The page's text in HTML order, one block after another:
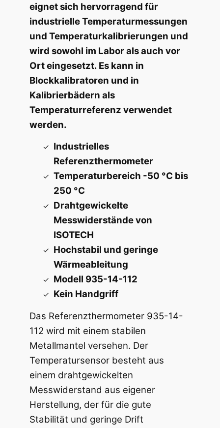
eignet sich hervorragend für
industrielle Temperaturmessungen
und Temperaturkalibrierungen und
wird sowohl im Labor als auch vor
Ort eingesetzt. Es kann in
Blockkalibratoren und in
Kalibrierbädern als
Temperaturreferenz verwendet
werden.
Industrielles
Referenzthermometer
Temperaturbereich -50 °C bis
250 °C
Drahtgewickelte
Messwiderstände von
ISOTECH
Hochstabil und geringe
Wärmeableitung
Modell 935-14-112
Kein Handgriff
Das Referenzthermometer 935-14-
112 wird mit einem stabilen
Metallmantel versehen. Der
Temperatursensor besteht aus
einem drahtgewickelten
Messwiderstand aus eigener
Herstellung, der für die gute
Stabilität und geringe Drift